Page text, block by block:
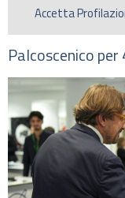
Accetta
Palcoscenico